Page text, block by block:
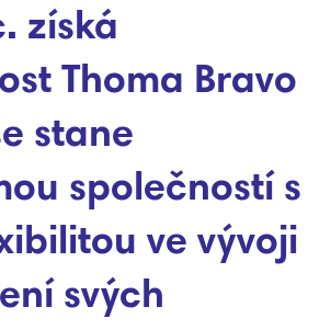
získá
Thoma Bravo
stane
společností s
ve vývoji
svých